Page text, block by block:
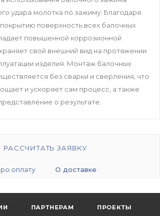
удара молотка по зажиму. Благодаря
поверхность всех балочных
повышенной коррозионной
свой внешний вид на протяжении
изделия. Монтаж балочных
без сварки и сверления, что
и ускоряет сам процесс, а также
о результате.
РАССЧИТАТЬ ЗАЯВКУ
оплату О доставке
ПАРТНЕРАМ ПРОЕКТЫ